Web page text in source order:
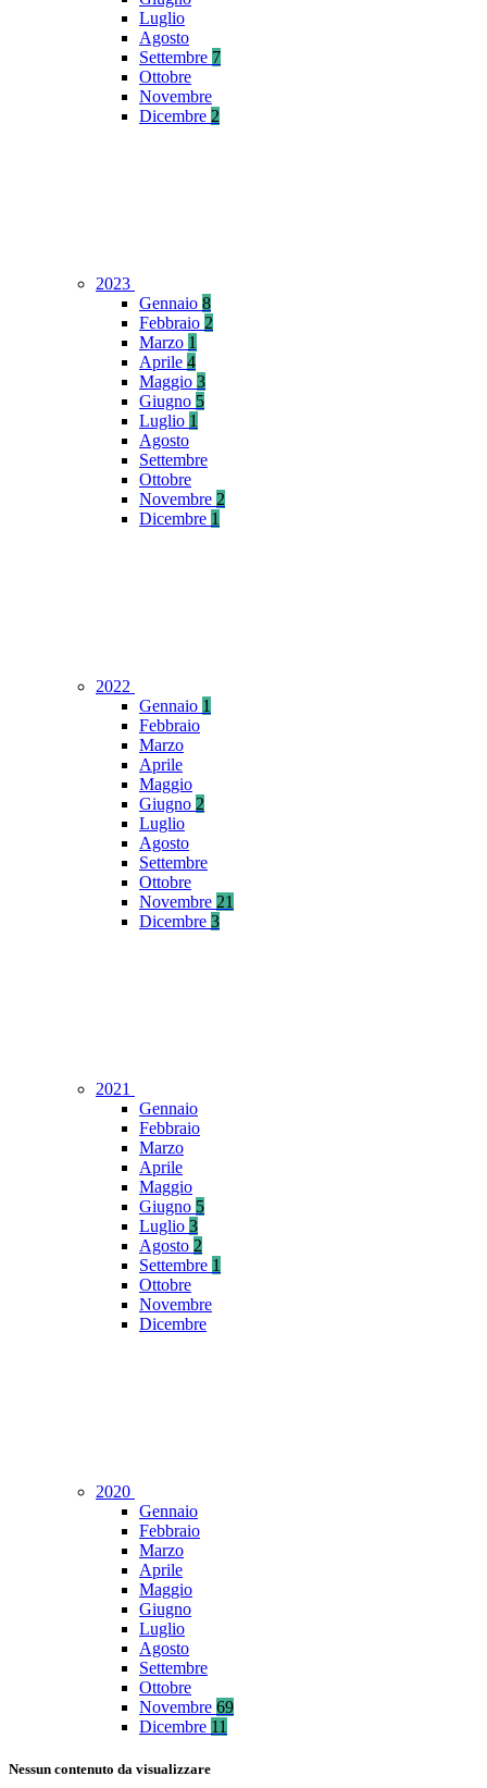
Luglio
Agosto
Settembre 7
Ottobre
Novembre
Dicembre 2
2023
Gennaio 8
Febbraio 2
Marzo 1
Aprile 4
Maggio 3
Giugno 5
Luglio 1
Agosto
Settembre
Ottobre
Novembre 2
Dicembre 1
2022
Gennaio 1
Febbraio
Marzo
Aprile
Maggio
Giugno 2
Luglio
Agosto
Settembre
Ottobre
Novembre 21
Dicembre 3
2021
Gennaio
Febbraio
Marzo
Aprile
Maggio
Giugno 5
Luglio 3
Agosto 2
Settembre 1
Ottobre
Novembre
Dicembre
2020
Gennaio
Febbraio
Marzo
Aprile
Maggio
Giugno
Luglio
Agosto
Settembre
Ottobre
Novembre 69
Dicembre 11
Nessun contenuto da visualizzare